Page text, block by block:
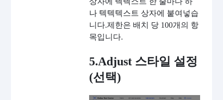
나 텍텍텍스트 상자에 붙여넣습
니다.제한은 배치 당 100개의 항
목입니다.
5.Adjust 스타일 설정
(선택)